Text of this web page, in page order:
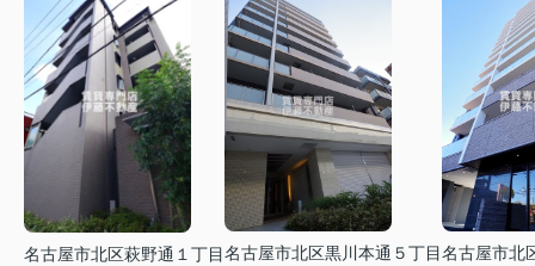
名古屋市北区萩野通１丁目名古屋市北区黒川本通５丁目名古屋市北